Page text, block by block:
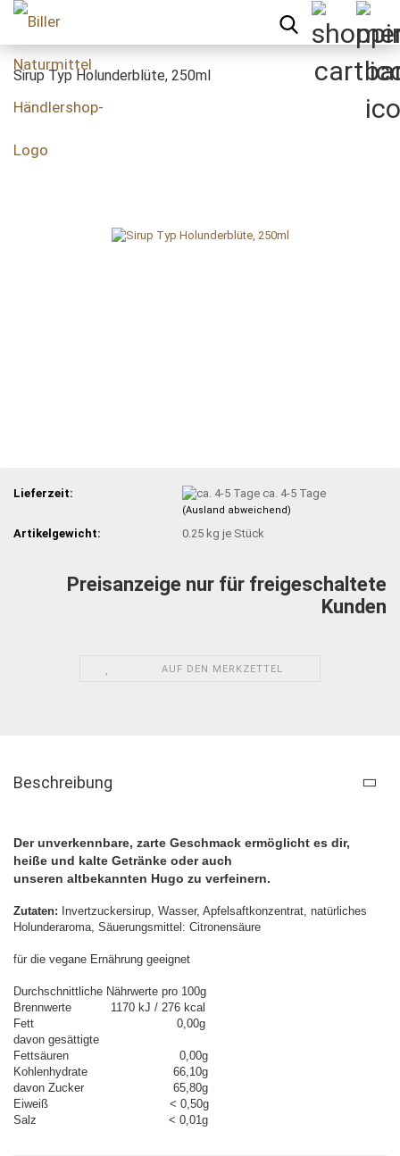
Sirup Typ Holunderblüte, 250ml
Lieferzeit: ca. 4-5 Tage
(Ausland abweichend)
Artikelgewicht: 0.25 kg je Stück
Preisanzeige nur für freigeschaltete
Kunden
AUF DEN MERKZETTEL
Beschreibung
Der unverkennbare, zarte Geschmack ermöglicht es dir,
heiße und kalte Getränke oder auch
unseren altbekannten Hugo zu verfeinern.
Zutaten: Invertzuckersirup, Wasser, Apfelsaftkonzentrat, natürliches
Holunderaroma, Säuerungsmittel: Citronensäure
für die vegane Ernährung geeignet
Durchschnittliche Nährwerte pro 100g
Brennwerte 1170 kJ / 276 kcal
Fett 0,00g
davon gesättigte
Fettsäuren 0,00g
Kohlenhydrate 66,10g
davon Zucker 65,80g
Eiweiß < 0,50g
Salz < 0,01g